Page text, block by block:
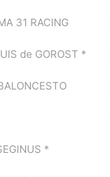
31 RACING
de GOROST *
*